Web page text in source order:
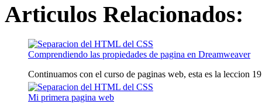
Articulos Relacionados:
Comprendiendo las propiedades de pagina en Dreamweaver
Continuamos con el curso de paginas web, esta es la leccion
Mi primera pagina web